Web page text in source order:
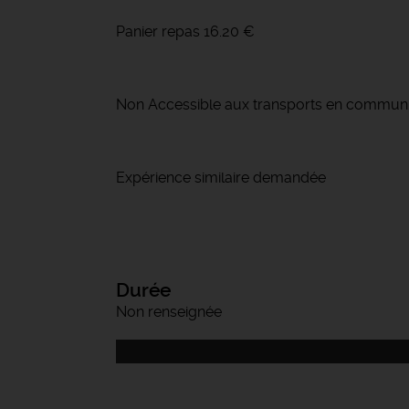
Panier repas 16.20 €
Non Accessible aux transports en commun.
Expérience similaire demandée
Durée
Non renseignée